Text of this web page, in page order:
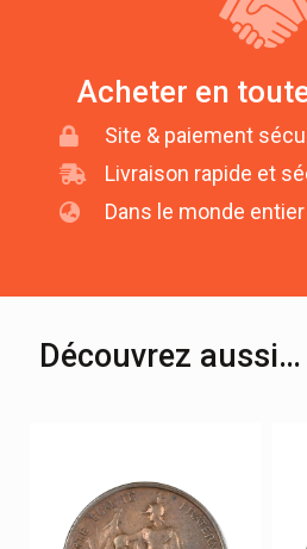
Acheter en
Site & paiement
Livraison rapide et
Dans le monde entier
Découvrez aussi…